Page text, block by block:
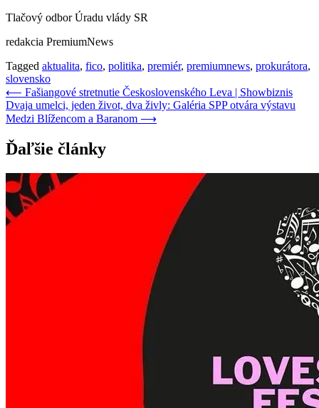
Tlačový odbor Úradu vlády SR
redakcia PremiumNews
Tagged aktualita, fico, politika, premiér, premiumnews, prokurátora,
slovensko
Navigácia
v
⟵ Fašiangové stretnutie Československého Leva | Showbiznis
Dvaja umelci, jeden život, dva živly: Galéria SPP otvára výstavu
Medzi Blížencom a Baranom ⟶
Ďaľšie články